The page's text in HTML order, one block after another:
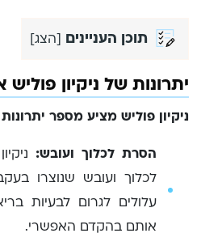
תוכן העניינים [הצג]
יתרונות של ניקיון פוליש
ניקיון פוליש מציע מספר
הסרת לכלוך ועובש:
לכלוך ועובש שנוצרו
עלולים לגרום לבעיות
אותם בהקדם האפשרי.